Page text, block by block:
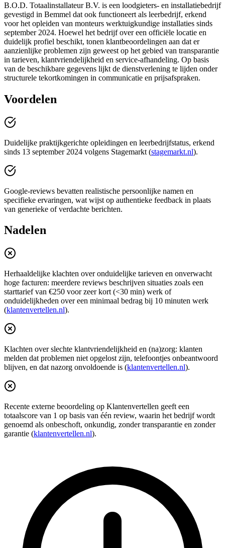
B.O.D. Totaalinstallateur B.V. is een loodgieters‑ en installatiebedrijf
gevestigd in Bemmel dat ook functioneert als leerbedrijf, erkend
voor het opleiden van monteurs werktuigkundige installaties sinds
september 2024. Hoewel het bedrijf over een officiële locatie en
duidelijk profiel beschikt, tonen klantbeoordelingen aan dat er
aanzienlijke problemen zijn geweest op het gebied van transparantie
in tarieven, klantvriendelijkheid en service‑afhandeling. Op basis
van de beschikbare gegevens lijkt de dienstverlening te lijden onder
structurele tekortkomingen in communicatie en prijsafspraken.
Voordelen
Duidelijke praktijkgerichte opleidingen en leerbedrijfstatus, erkend
sinds 13 september 2024 volgens Stagemarkt (stagemarkt.nl).
Google‑reviews bevatten realistische persoonlijke namen en
specifieke ervaringen, wat wijst op authentieke feedback in plaats
van generieke of verdachte berichten.
Nadelen
Herhaaldelijke klachten over onduidelijke tarieven en onverwacht
hoge facturen: meerdere reviews beschrijven situaties zoals een
starttarief van €250 voor zeer kort (<30 min) werk of
onduidelijkheden over een minimaal bedrag bij 10 minuten werk
(klantenvertellen.nl).
Klachten over slechte klantvriendelijkheid en (na)zorg: klanten
melden dat problemen niet opgelost zijn, telefoontjes onbeantwoord
blijven, en dat nazorg onvoldoende is (klantenvertellen.nl).
Recente externe beoordeling op Klantenvertellen geeft een
totaalscore van 1 op basis van één review, waarin het bedrijf wordt
genoemd als onbeschoft, onkundig, zonder transparantie en zonder
garantie (klantenvertellen.nl).